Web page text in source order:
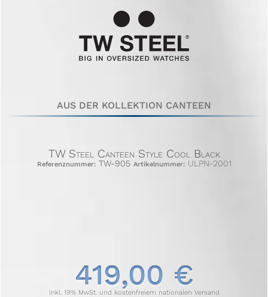
AUS DER KOLLEKTION CANTEEN
TW Steel Canteen Style Cool Black
Referenznummer: TW-905 Artikelnummer:ULPN-2001
419,00 €
inkl. 19% MwSt. und kostenfreiem nationalen Versand